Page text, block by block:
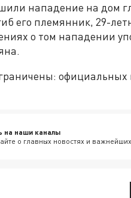
нападение на дом
его племянник, 29-
о том нападении
официальных
на наши каналы
о главных новостях и